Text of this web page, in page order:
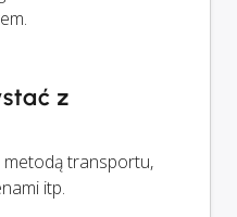
z
metodą transportu,
itp.